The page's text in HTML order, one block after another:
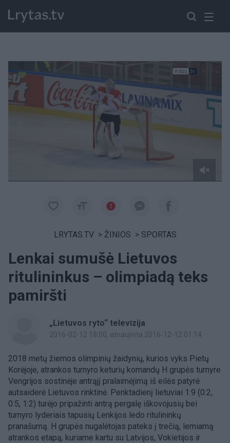
Paremkite Ukrainą
LRYTAS.TV > ŽINIOS > SPORTAS
Lenkai sumušė Lietuvos
ritulininkus – olimpiadą teks
pamiršti
„Lietuvos ryto“ televizija
2016-02-12 18:00, atnaujinta 2016-12-12 01:14
2018 metų žiemos olimpinių žaidynių, kurios vyks Pietų
Korėjoje, atrankos turnyro keturių komandų H grupės turnyre
Vengrijos sostinėje antrąjį pralaimėjimą iš eilės patyrė
autsaiderė Lietuvos rinktinė. Penktadienį lietuviai 1:9 (0:2,
0:5, 1:2) turėjo pripažinti antrą pergalę iškovojusių bei
turnyro lyderiais tapusių Lenkijos ledo ritulininkų
pranašumą. H grupės nugalėtojas pateks į trečią, lemiamą
atrankos etapą, kuriame kartu su Latvijos, Vokietijos ir